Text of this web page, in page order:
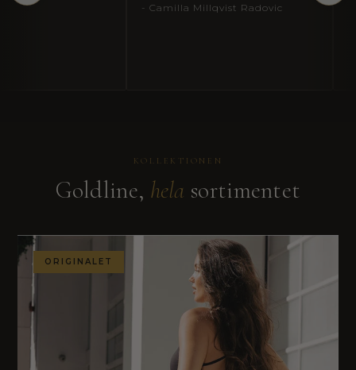
- Camilla Millqvist Radovic
KOLLEKTIONEN
Goldline, hela sortimentet
ORIGINALET